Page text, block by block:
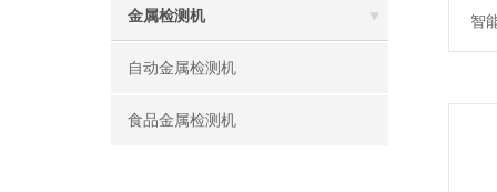
金属检测机
自动金属检测机
食品金属检测机
智